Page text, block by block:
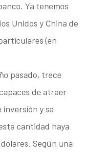
Ya tenemos
Unidos y China de
(en
pasado, trece
de atraer
inversión y se
cantidad haya
Según una